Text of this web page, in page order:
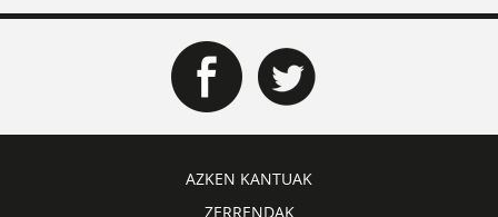
AZKEN KANTUAK
ZERRENDAK